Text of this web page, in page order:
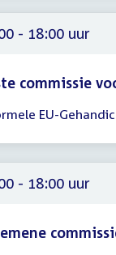
- 18:00 uur
commissie
EU-
- 18:00 uur